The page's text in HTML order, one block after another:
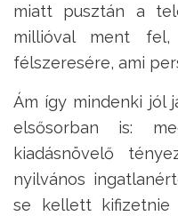
miatt pusztán a
millióval ment
félszeresére, ami
Ám így mindenki jól
elsősorban is:
kiadásnövelő
nyilvános
se kellett